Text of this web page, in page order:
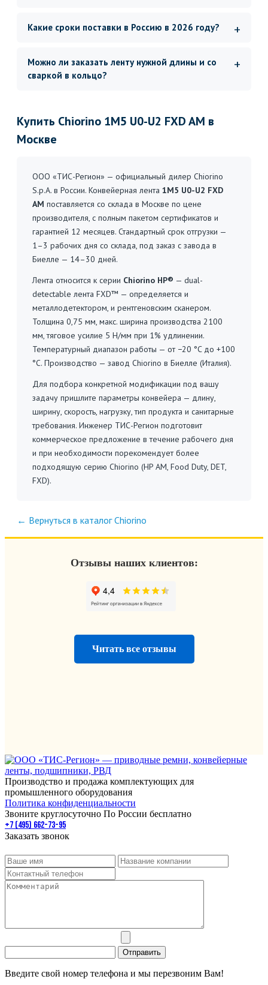
Какие сроки поставки в Россию в 2026 году?
Можно ли заказать ленту нужной длины и со
сваркой в кольцо?
Купить Chiorino 1M5 U0-U2 FXD AM в
Москве
ООО «ТИС-Регион» — официальный дилер Chiorino
S.p.A. в России. Конвейерная лента 1M5 U0-U2 FXD
AM поставляется со склада в Москве по цене
производителя, с полным пакетом сертификатов и
гарантией 12 месяцев. Стандартный срок отгрузки —
1–3 рабочих дня со склада, под заказ с завода в
Биелле — 14–30 дней.
Лента относится к серии Chiorino HP® — dual-
detectable лента FXD™ — определяется и
металлодетектором, и рентгеновским сканером.
Толщина 0,75 мм, макс. ширина производства 2100
мм, тяговое усилие 5 Н/мм при 1% удлинении.
Температурный диапазон работы — от −20 °C до +100
°C. Производство — завод Chiorino в Биелле (Италия).
Для подбора конкретной модификации под вашу
задачу пришлите параметры конвейера — длину,
ширину, скорость, нагрузку, тип продукта и санитарные
требования. Инженер ТИС-Регион подготовит
коммерческое предложение в течение рабочего дня
и при необходимости порекомендует более
подходящую серию Chiorino (HP AM, Food Duty, DET,
FXD).
← Вернуться в каталог Chiorino
Отзывы наших клиентов:
Читать все отзывы
Производство и продажа комплектующих для
промышленного оборудования
Политика конфиденциальности
Звоните круглосуточно По России бесплатно
+7 (495) 662-73-95
Заказать звонок
Введите свой номер телефона и мы перезвоним Вам!